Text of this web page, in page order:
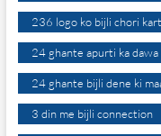
236 logo ko bijli chori
24 ghante apurti ka dawa
24 ghante bijli dene ki
3 din me bijli connection